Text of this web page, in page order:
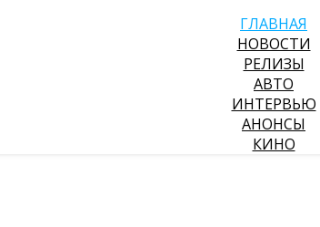
ГЛАВНАЯ
НОВОСТИ
РЕЛИЗЫ
АВТО
ИНТЕРВЬЮ
АНОНСЫ
КИНО